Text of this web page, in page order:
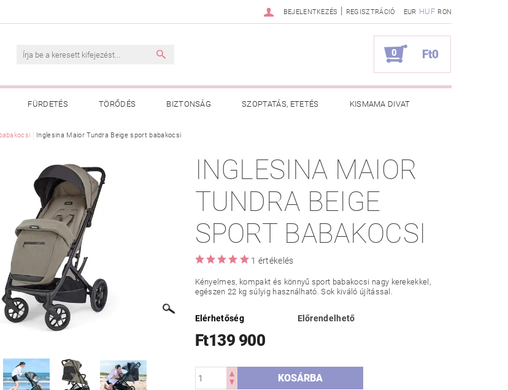
EUR HUF RON
BEJELENTKEZÉS | REGISZTRÁCIÓ
0 Ft0
FÜRDETÉS TÖRŐDÉS BIZTONSÁG SZOPTATÁS, ETETÉS KISMAMA DIVAT
VÁSÁRLÁSI FELTÉTELEK ADATKEZELÉSI TÁJÉKOZTATÓ
MÉRET MEGÁLLAPÍTÁSA HASZNOS TANÁCSOK RENDELÉSEM
Inglesina Maior Tundra Beige sport babakocsi
INGLESINA MAIOR
TUNDRA BEIGE
SPORT BABAKOCSI
1 értékelés
Kényelmes, kompakt és könnyű sport babakocsi nagy kerekekkel,
egészen 22 kg súlyig használható. Sok kiváló újítással.
Elérhetőség Előrendelhető
Ft139 900